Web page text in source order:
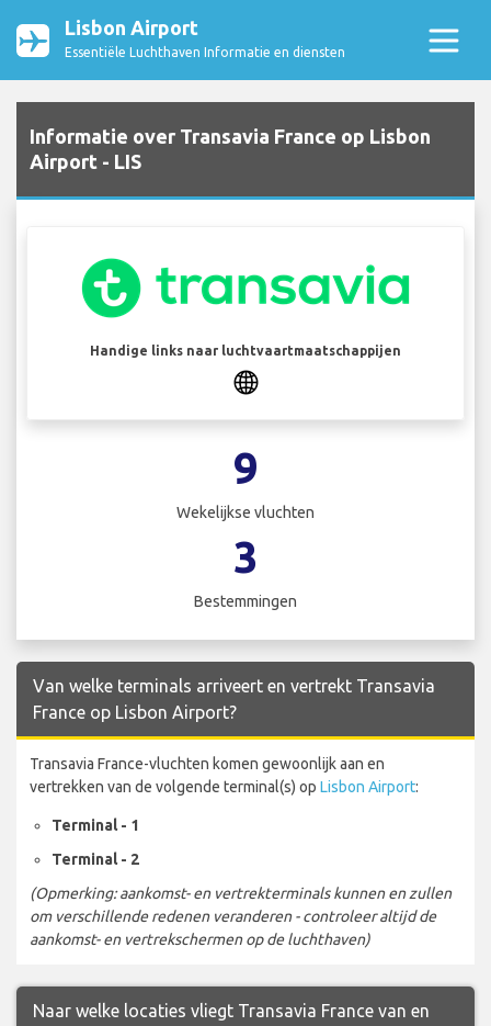
Lisbon Airport
Essentiële Luchthaven Informatie en diensten
Informatie over Transavia France op Lisbon
Airport - LIS
Handige links naar luchtvaartmaatschappijen
9
Wekelijkse vluchten
3
Bestemmingen
Van welke terminals arriveert en vertrekt Transavia
France op Lisbon Airport?
Transavia France-vluchten komen gewoonlijk aan en
vertrekken van de volgende terminal(s) op Lisbon Airport:
Terminal - 1
Terminal - 2
(Opmerking: aankomst- en vertrekterminals kunnen en zullen
om verschillende redenen veranderen - controleer altijd de
aankomst- en vertrekschermen op de luchthaven)
Naar welke locaties vliegt Transavia France van en